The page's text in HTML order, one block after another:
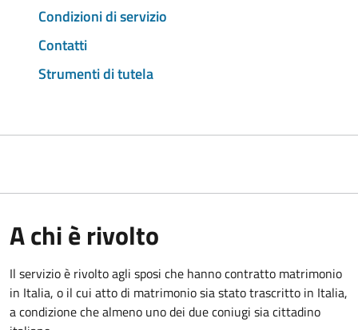
Condizioni di servizio
Contatti
Strumenti di tutela
A chi è rivolto
Il servizio è rivolto agli sposi che hanno contratto matrimonio
in Italia, o il cui atto di matrimonio sia stato trascritto in Italia,
a condizione che almeno uno dei due coniugi sia cittadino